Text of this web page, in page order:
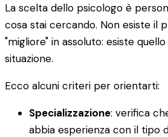
La scelta dello psicologo è
cosa stai cercando. Non esiste il
"migliore" in assoluto: esiste
situazione.
Ecco alcuni criteri per orientarti:
Specializzazione: verifica
abbia esperienza con il tipo